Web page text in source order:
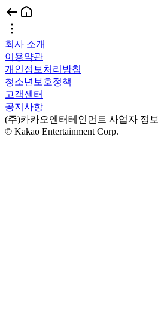
회사 소개
이용약관
개인정보처리방침
청소년보호정책
고객센터
공지사항
(주)카카오엔터테인먼트 사업자 정보
© Kakao Entertainment Corp.